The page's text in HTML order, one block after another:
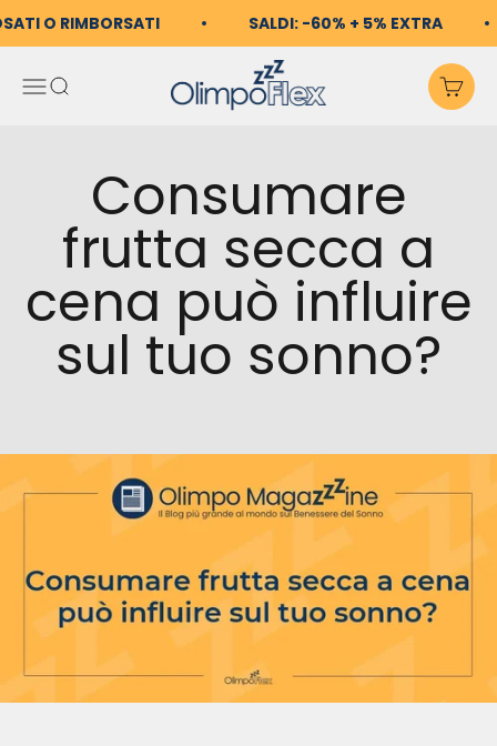
Vai al contenuto
O RIMBORSATI SALDI: -60% + 5% EXTRA
Apri il menu di
Mostra il menu di
OlimpoFlex
Consumare
frutta secca a
cena può influire
sul tuo sonno?